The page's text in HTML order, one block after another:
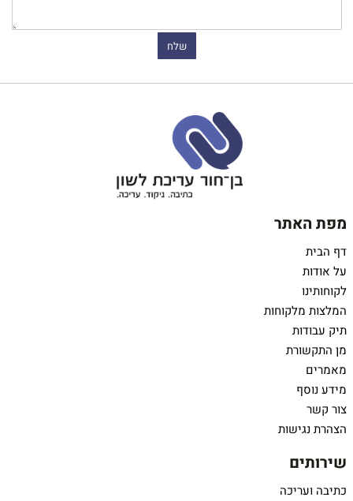
מפת האתר
דף הבית
על אודות
לקוחותינו
המלצות מלקוחות
תיק עבודות
מן התקשורת
מאמרים
מידע נוסף
צור קשר
הצהרת נגישות
שירותים
כתיבה ועריכה